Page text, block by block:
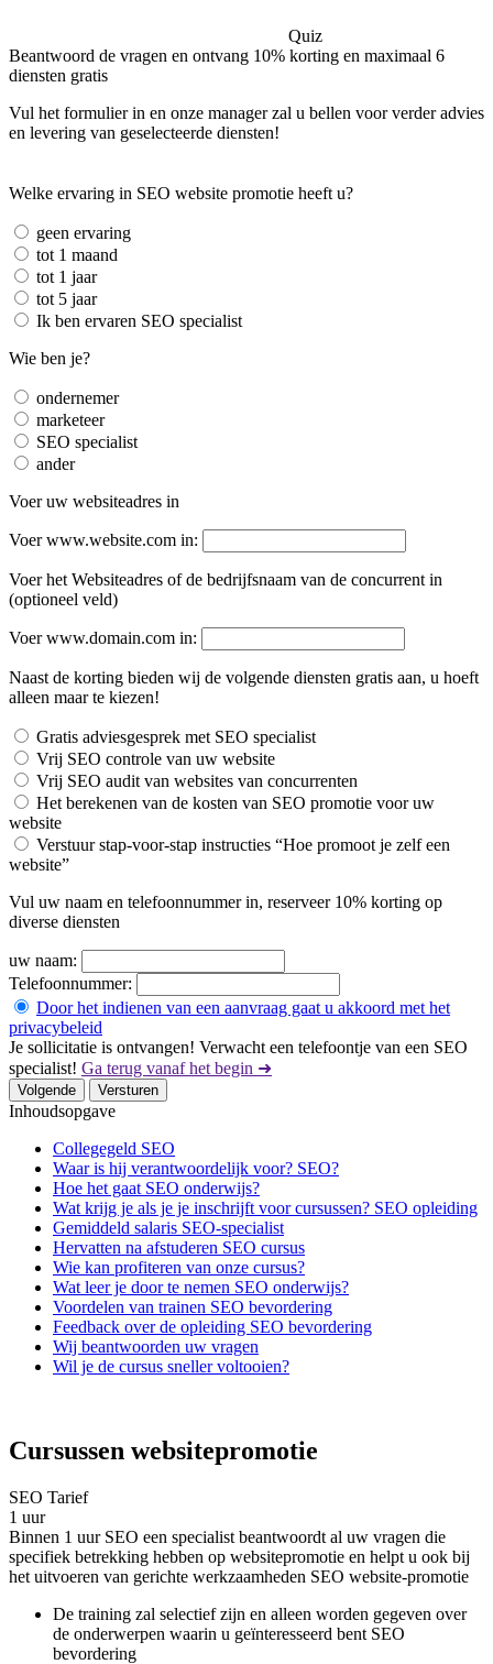
Quiz
Beantwoord de vragen en ontvang 10% korting en maximaal 6
diensten gratis
Vul het formulier in en onze manager zal u bellen voor verder advies
en levering van geselecteerde diensten!
Welke ervaring in SEO website promotie heeft u?
geen ervaring
tot 1 maand
tot 1 jaar
tot 5 jaar
Ik ben ervaren SEO specialist
Wie ben je?
ondernemer
marketeer
SEO specialist
ander
Voer uw websiteadres in
Voer www.website.com in:
Voer het Websiteadres of de bedrijfsnaam van de concurrent in
(optioneel veld)
Voer www.domain.com in:
Naast de korting bieden wij de volgende diensten gratis aan, u hoeft
alleen maar te kiezen!
Gratis adviesgesprek met SEO specialist
Vrij SEO controle van uw website
Vrij SEO audit van websites van concurrenten
Het berekenen van de kosten van SEO promotie voor uw
website
Verstuur stap-voor-stap instructies “Hoe promoot je zelf een
website”
Vul uw naam en telefoonnummer in, reserveer 10% korting op
diverse diensten
uw naam:
Telefoonnummer:
Door het indienen van een aanvraag gaat u akkoord met het
privacybeleid
Je sollicitatie is ontvangen! Verwacht een telefoontje van een SEO
specialist! Ga terug vanaf het begin ➜
Volgende Versturen
Inhoudsopgave
Collegegeld SEO
Waar is hij verantwoordelijk voor? SEO?
Hoe het gaat SEO onderwijs?
Wat krijg je als je je inschrijft voor cursussen? SEO opleiding
Gemiddeld salaris SEO-specialist
Hervatten na afstuderen SEO cursus
Wie kan profiteren van onze cursus?
Wat leer je door te nemen SEO onderwijs?
Voordelen van trainen SEO bevordering
Feedback over de opleiding SEO bevordering
Wij beantwoorden uw vragen
Wil je de cursus sneller voltooien?
Cursussen websitepromotie
SEO Tarief
1 uur
Binnen 1 uur SEO een specialist beantwoordt al uw vragen die
specifiek betrekking hebben op websitepromotie en helpt u ook bij
het uitvoeren van gerichte werkzaamheden SEO website-promotie
De training zal selectief zijn en alleen worden gegeven over
de onderwerpen waarin u geïnteresseerd bent SEO
bevordering